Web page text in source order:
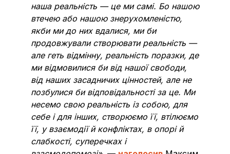
наша реальність — це ми самі. Бо нашою
втечею або нашою знерухомленістю,
якби ми до них вдалися, ми би
продовжували створювати реальність —
але геть відмінну, реальність поразки, де
ми відмовилися би від нашої свободи,
від наших засадничих цінностей, але не
позбулися би відповідальності за це. Ми
несемо свою реальність із собою, для
себе і для інших, створюємо її, втілюємо
її, у взаємодії й конфліктах, в опорі й
слабкості, суперечках і